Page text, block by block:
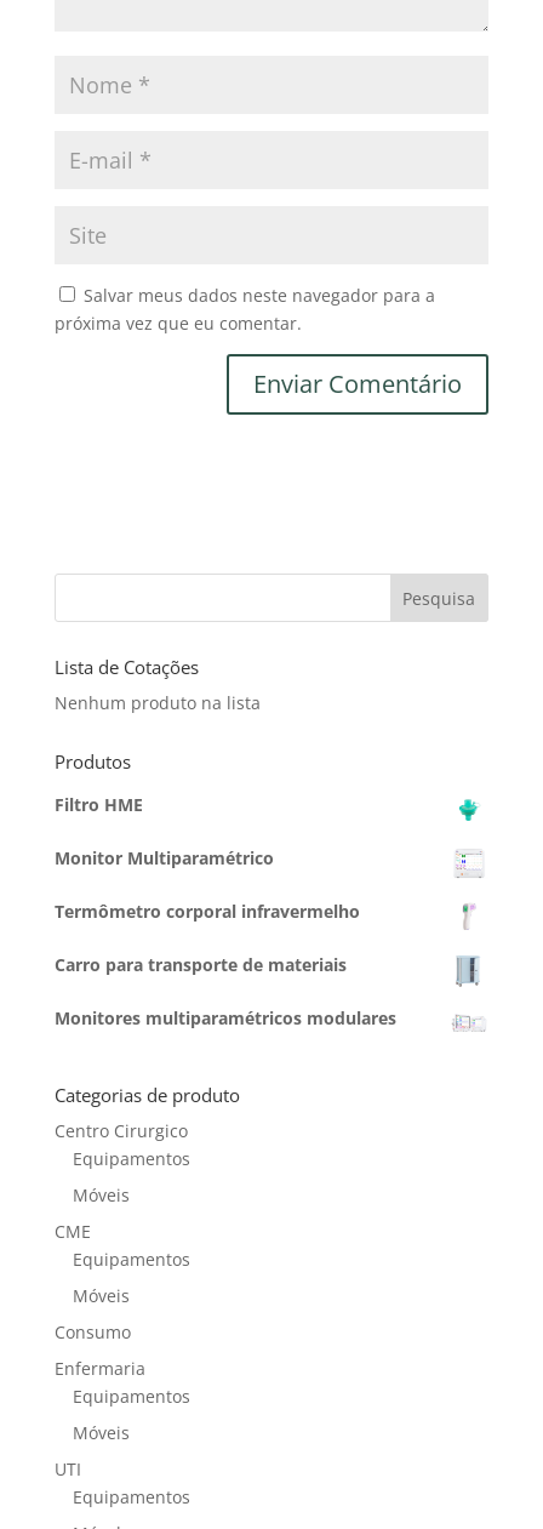
Salvar meus dados neste navegador para a
próxima vez que eu comentar.
Pesquisa
Lista de Cotações
Nenhum produto na lista
Produtos
Filtro HME
Monitor Multiparamétrico
Termômetro corporal infravermelho
Carro para transporte de materiais
Monitores multiparamétricos modulares
Categorias de produto
Centro Cirurgico
Equipamentos
Móveis
CME
Equipamentos
Móveis
Consumo
Enfermaria
Equipamentos
Móveis
UTI
Equipamentos